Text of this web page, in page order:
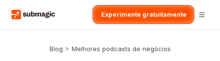
Experimente gratuitamente
Blog > Melhores podcasts de negócios